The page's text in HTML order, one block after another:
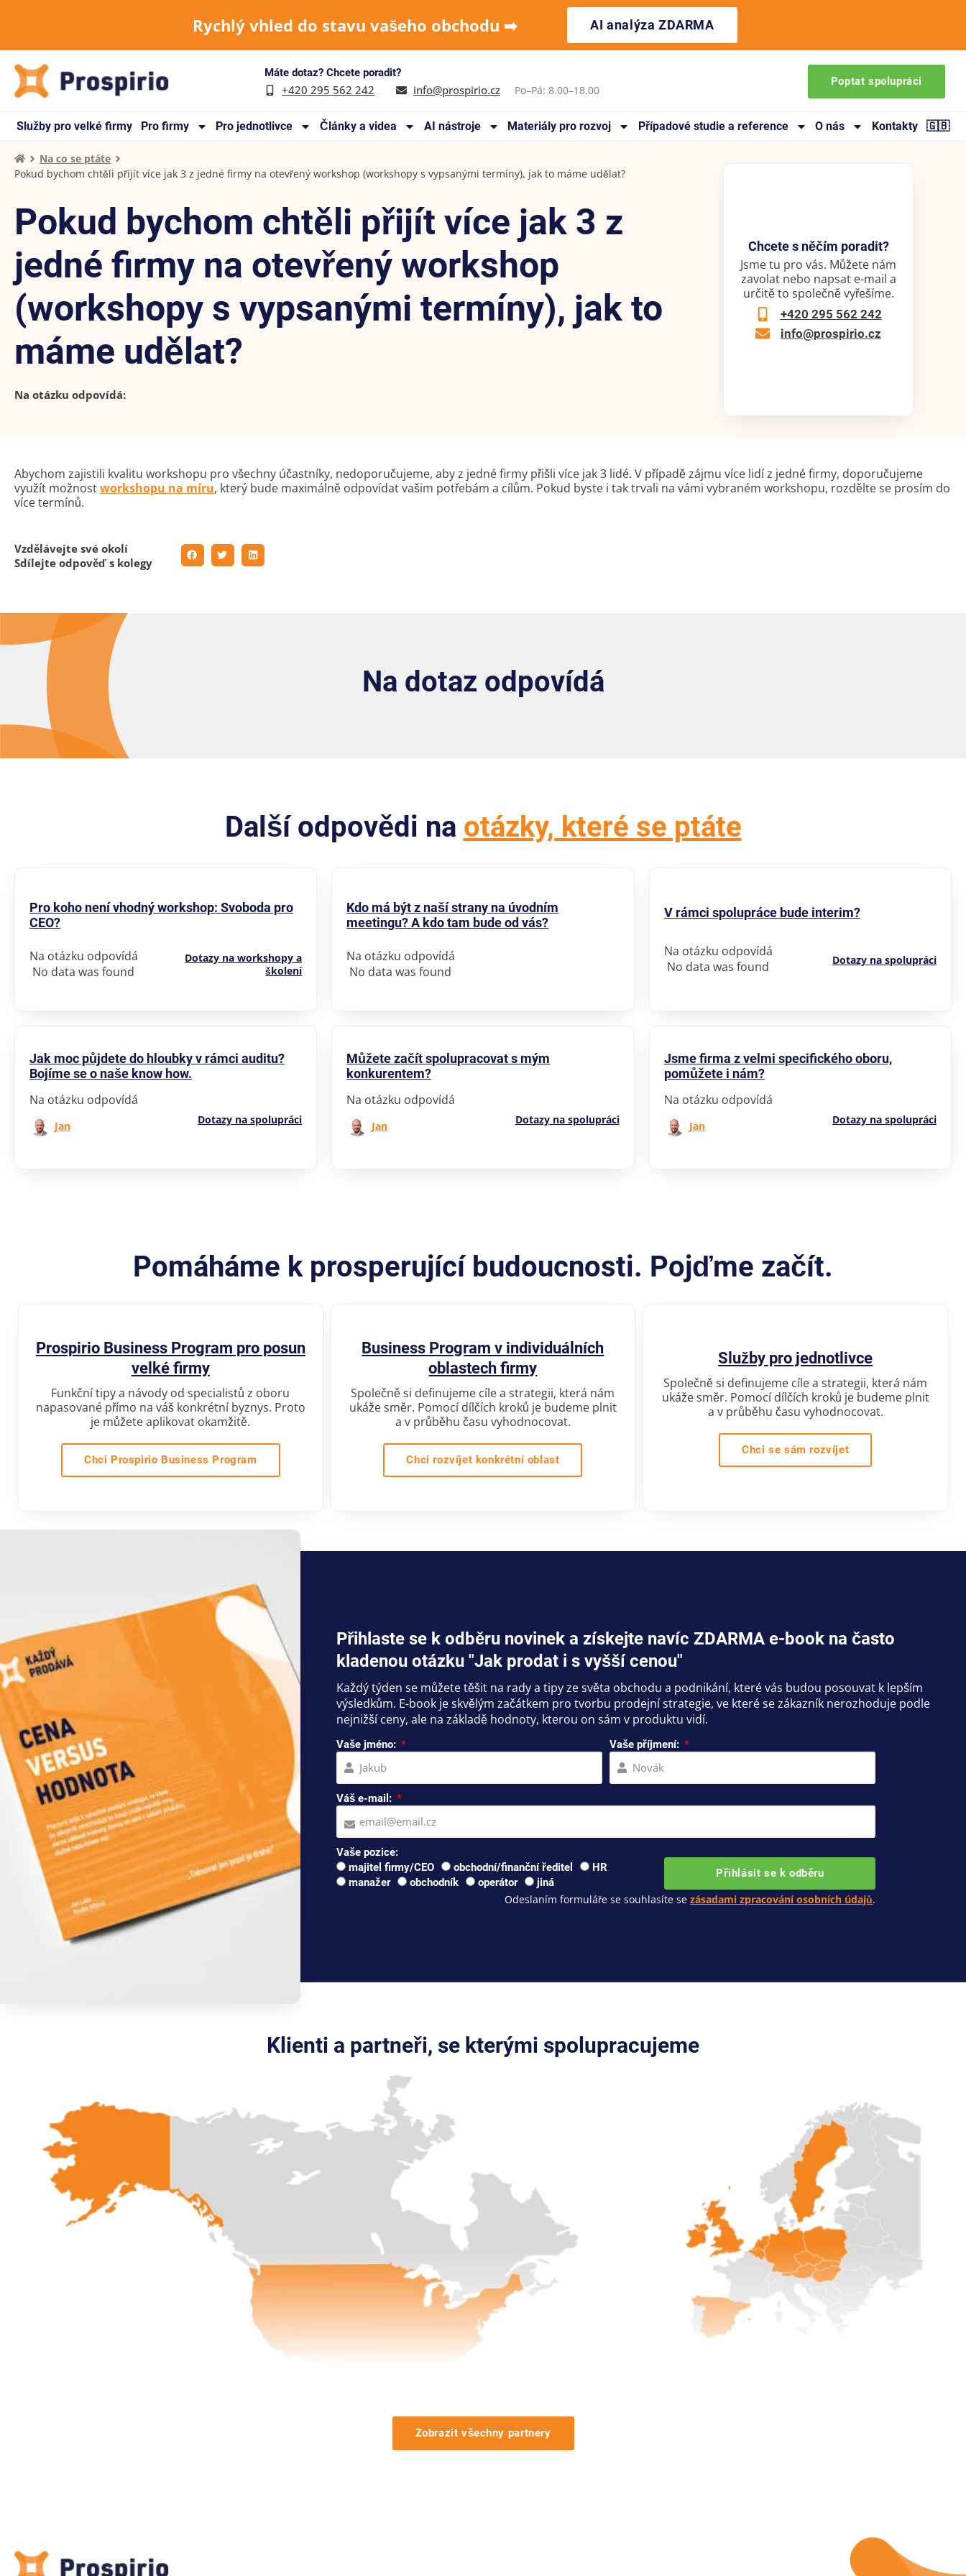
Rychlý vhled do stavu vašeho obchodu ➡︎ AI analýza ZDARMA
Máte dotaz? Chcete poradit?
+420 295 562 242 info@prospirio.cz Po–Pá: 8.00–18.00
Poptat spolupráci
Služby pro velké firmy Pro firmy Pro jednotlivce Články a videa AI nástroje Materiály pro rozvoj Případové studie a reference O nás Kontakty 🇬🇧
Na co se ptáte
Pokud bychom chtěli přijít více jak 3 z jedné firmy na otevřený workshop (workshopy s vypsanými termíny), jak to máme udělat?
Pokud bychom chtěli přijít více jak 3 z
jedné firmy na otevřený workshop
(workshopy s vypsanými termíny), jak to
máme udělat?
Na otázku odpovídá:
Chcete s něčím poradit?
Jsme tu pro vás. Můžete nám
zavolat nebo napsat e-mail a
určitě to společně vyřešíme.
+420 295 562 242
info@prospirio.cz
Abychom zajistili kvalitu workshopu pro všechny účastníky, nedoporučujeme, aby z jedné firmy přišli více jak 3 lidé. V případě zájmu více lidí z jedné firmy, doporučujeme
využít možnostworkshopu na míru, který bude maximálně odpovídat vašim potřebám a cílům. Pokud byste i tak trvali na vámi vybraném workshopu, rozdělte se prosím do
více termínů.
Vzdělávejte své okolí
Sdílejte odpověď s kolegy
Na dotaz odpovídá
Další odpovědi na otázky, které se ptáte
Pro koho není vhodný workshop: Svoboda pro
CEO?
Na otázku odpovídá
No data was found
Dotazy na workshopy a
školení
Kdo má být z naší strany na úvodním
meetingu? A kdo tam bude od vás?
Na otázku odpovídá
No data was found
V rámci spolupráce bude interim?
Na otázku odpovídá
No data was found
Dotazy na spolupráci
Jak moc půjdete do hloubky v rámci auditu?
Bojíme se o naše know how.
Na otázku odpovídá
Jan Dotazy na spolupráci
Můžete začít spolupracovat s mým
konkurentem?
Na otázku odpovídá
Jan Dotazy na spolupráci
Jsme firma z velmi specifického oboru,
pomůžete i nám?
Na otázku odpovídá
Jan Dotazy na spolupráci
Pomáháme k prosperující budoucnosti. Pojďme začít.
Prospirio Business Program pro posun
velké firmy
Funkční tipy a návody od specialistů z oboru
napasované přímo na váš konkrétní byznys. Proto
je můžete aplikovat okamžitě.
Chci Prospirio Business Program
Business Program v individuálních
oblastech firmy
Společně si definujeme cíle a strategii, která nám
ukáže směr. Pomocí dílčích kroků je budeme plnit
a v průběhu času vyhodnocovat.
Chci rozvíjet konkrétní oblast
Služby pro jednotlivce
Společně si definujeme cíle a strategii, která nám
ukáže směr. Pomocí dílčích kroků je budeme plnit
a v průběhu času vyhodnocovat.
Chci se sám rozvíjet
Přihlaste se k odběru novinek a získejte navíc ZDARMA e-book na často
kladenou otázku "Jak prodat i s vyšší cenou"
Každý týden se můžete těšit na rady a tipy ze světa obchodu a podnikání, které vás budou posouvat k lepším
výsledkům. E-book je skvělým začátkem pro tvorbu prodejní strategie, ve které se zákazník nerozhoduje podle
nejnižší ceny, ale na základě hodnoty, kterou on sám v produktu vidí.
Vaše jméno: Vaše příjmení:
Váš e-mail:
Vaše pozice:
majitel firmy/CEO
obchodní/finanční ředitel
HR
manažer
obchodník operátor jiná
Přihlásit se k odběru
Odeslaním formuláře se souhlasíte sezásadami zpracování osobních údajů.
Klienti a partneři, se kterými spolupracujeme
Zobrazit všechny partnery